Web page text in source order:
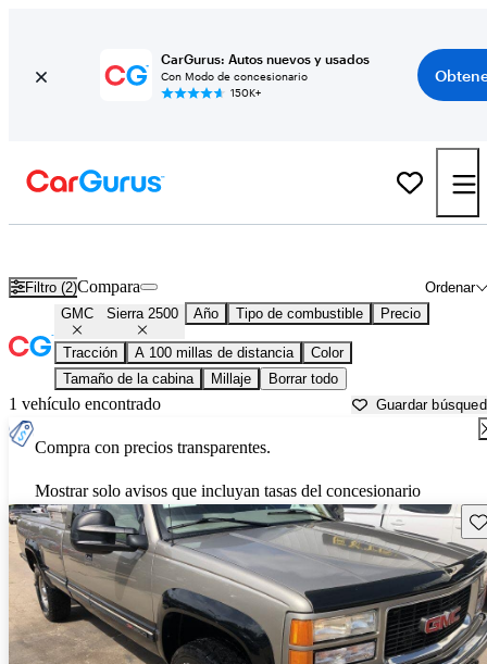
CarGurus: Autos nuevos y usados
Con Modo de concesionario
150K+
Filtro (2) Ordenar
Compara
GMC Sierra 2500 Año Tipo de combustible Precio
Tracción A 100 millas de distancia
Color
Tamaño de la cabina
Millaje Borrar todo
1 vehículo encontrado Guardar
Compra con precios transparentes.
Mostrar solo avisos que incluyan tasas del concesionario